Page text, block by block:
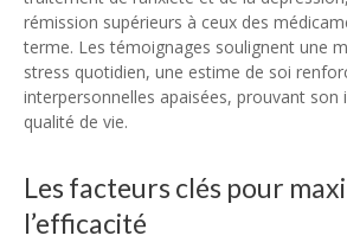
rémission supérieurs à ceux des
terme. Les témoignages soulignent une
stress quotidien, une estime de soi
interpersonnelles apaisées, prouvant son
qualité de vie.
Les facteurs clés pour
l’efficacité